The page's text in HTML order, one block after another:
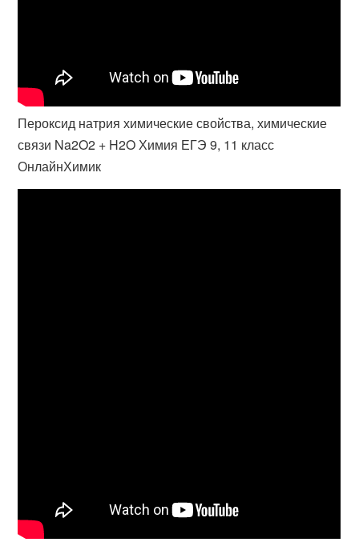
Пероксид натрия химические свойства, химические
связи Na2O2 + H2O Химия ЕГЭ 9, 11 класс
ОнлайнХимик